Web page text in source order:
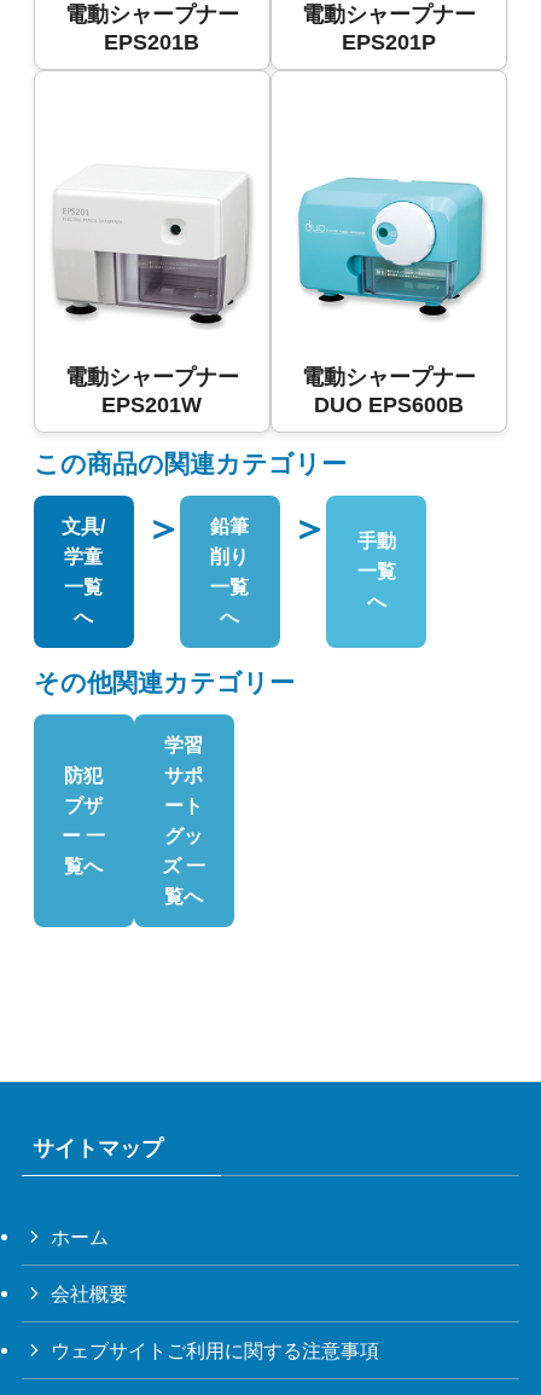
電動シャープナー
EPS201B
電動シャープナー
EPS201P
電動シャープナー
EPS201W
電動シャープナー
DUO EPS600B
この商品の関連カテゴリー
文具/
学童
一覧
へ
＞
鉛筆
削り
一覧
へ
＞
手動
一覧
へ
その他関連カテゴリー
防犯
ブザ
ー 一
覧へ
学習
サポ
ート
グッ
ズ 一
覧へ
サイトマップ
ホーム
会社概要
ウェブサイトご利用に関する注意事項